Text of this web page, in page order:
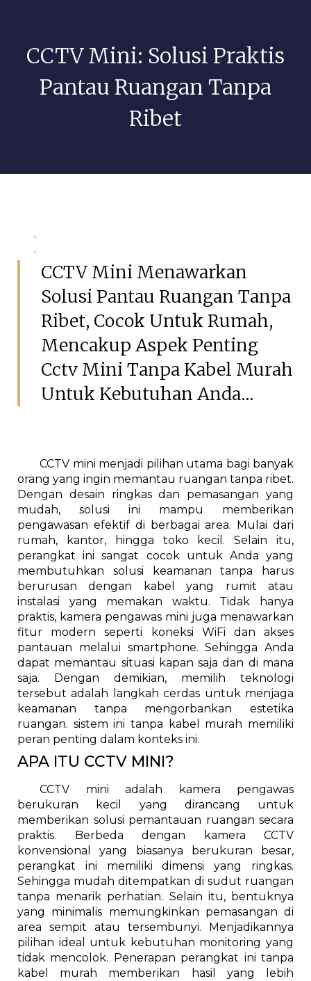
CCTV Mini: Solusi Praktis
Pantau Ruangan Tanpa
Ribet
CCTV Mini Menawarkan
Solusi Pantau Ruangan Tanpa
Ribet, Cocok Untuk Rumah,
Mencakup Aspek Penting
Cctv Mini Tanpa Kabel Murah
Untuk Kebutuhan Anda...
CCTV mini menjadi pilihan utama bagi banyak
orang yang ingin memantau ruangan tanpa ribet.
Dengan desain ringkas dan pemasangan yang
mudah, solusi ini mampu memberikan
pengawasan efektif di berbagai area. Mulai dari
rumah, kantor, hingga toko kecil. Selain itu,
perangkat ini sangat cocok untuk Anda yang
membutuhkan solusi keamanan tanpa harus
berurusan dengan kabel yang rumit atau
instalasi yang memakan waktu. Tidak hanya
praktis, kamera pengawas mini juga menawarkan
fitur modern seperti koneksi WiFi dan akses
pantauan melalui smartphone. Sehingga Anda
dapat memantau situasi kapan saja dan di mana
saja. Dengan demikian, memilih teknologi
tersebut adalah langkah cerdas untuk menjaga
keamanan tanpa mengorbankan estetika
ruangan. sistem ini tanpa kabel murah memiliki
peran penting dalam konteks ini.
APA ITU CCTV MINI?
CCTV mini adalah kamera pengawas
berukuran kecil yang dirancang untuk
memberikan solusi pemantauan ruangan secara
praktis. Berbeda dengan kamera CCTV
konvensional yang biasanya berukuran besar,
perangkat ini memiliki dimensi yang ringkas.
Sehingga mudah ditempatkan di sudut ruangan
tanpa menarik perhatian. Selain itu, bentuknya
yang minimalis memungkinkan pemasangan di
area sempit atau tersembunyi. Menjadikannya
pilihan ideal untuk kebutuhan monitoring yang
tidak mencolok. Penerapan perangkat ini tanpa
kabel murah memberikan hasil yang lebih